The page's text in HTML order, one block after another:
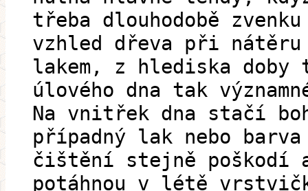
třeba dlouhodobě
vzhled dřeva při nátěru
lakem, z hlediska
úlového dna tak
Na vnitřek dna stačí
případný lak nebo
čištění stejně poškodí
potáhnou v létě